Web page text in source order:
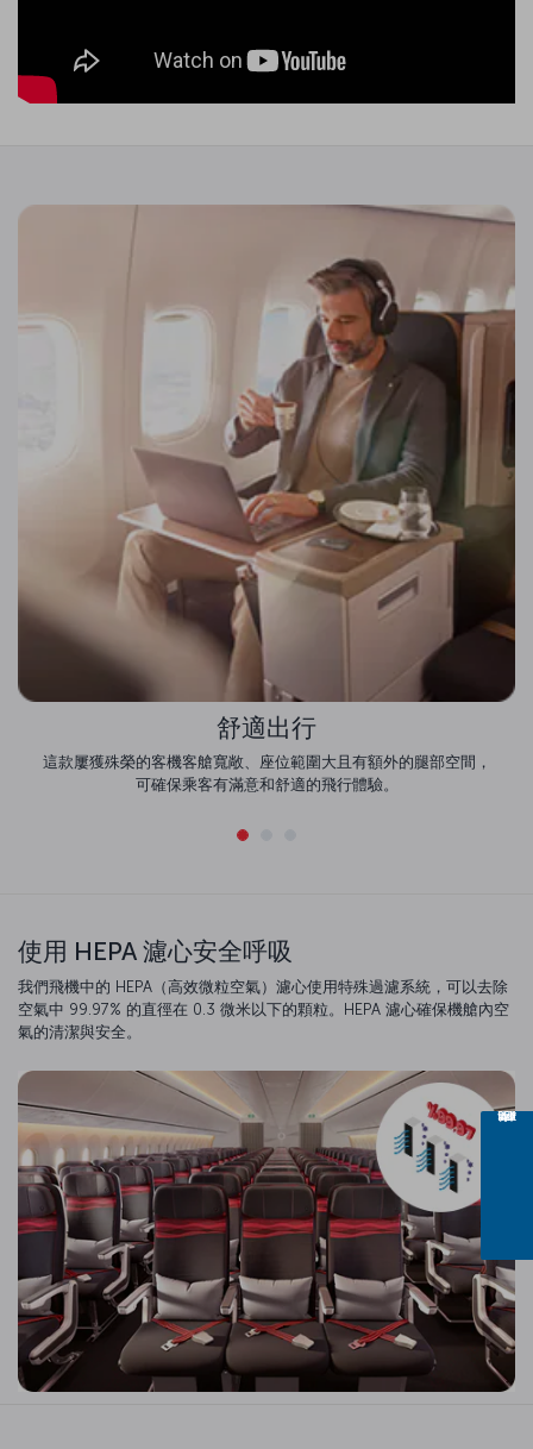
舒適出行
這款屢獲殊榮的客機客艙寬敞、座位範圍大且有額外的腿部空間，
可確保乘客有滿意和舒適的飛行體驗。
使用 HEPA 濾心安全呼吸
我們飛機中的 HEPA（高效微粒空氣）濾心使用特殊過濾系統，可以去除
空氣中 99.97% 的直徑在 0.3 微米以下的顆粒。HEPA 濾心確保機艙內空
氣的清潔與安全。